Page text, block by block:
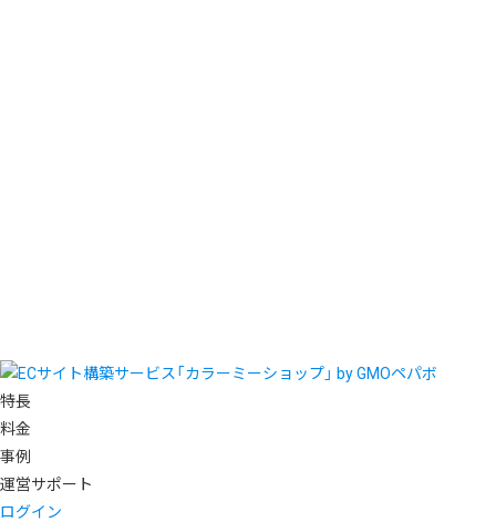
特長
料金
事例
運営サポート
ログイン